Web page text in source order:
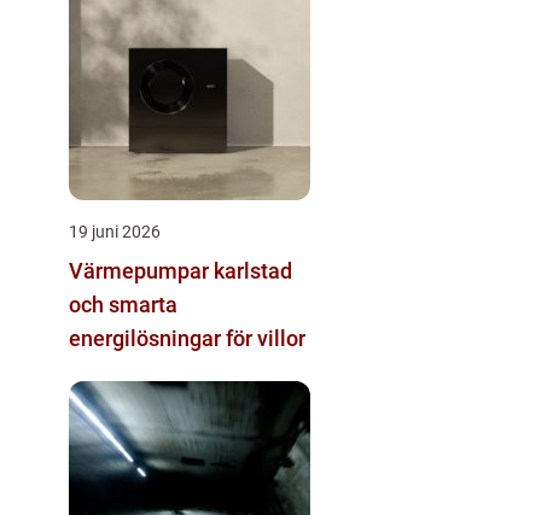
19 juni 2026
Värmepumpar karlstad
och smarta
energilösningar för villor